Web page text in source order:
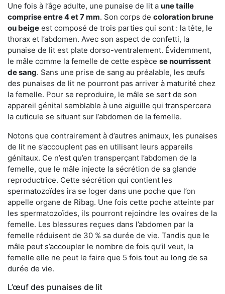
Une fois à l’âge adulte, une punaise de lit a une taille
comprise entre 4 et 7 mm. Son corps de coloration brune
ou beige est composé de trois parties qui sont : la tête, le
thorax et l’abdomen. Avec son aspect de confetti, la
punaise de lit est plate dorso-ventralement. Évidemment,
le mâle comme la femelle de cette espèce se nourrissent
de sang. Sans une prise de sang au préalable, les œufs
des punaises de lit ne pourront pas arriver à maturité chez
la femelle. Pour se reproduire, le mâle se sert de son
appareil génital semblable à une aiguille qui transpercera
la cuticule se situant sur l’abdomen de la femelle.
Notons que contrairement à d’autres animaux, les punaises
de lit ne s’accouplent pas en utilisant leurs appareils
génitaux. Ce n’est qu’en transperçant l’abdomen de la
femelle, que le mâle injecte la sécrétion de sa glande
reproductrice. Cette sécrétion qui contient les
spermatozoïdes ira se loger dans une poche que l’on
appelle organe de Ribag. Une fois cette poche atteinte par
les spermatozoïdes, ils pourront rejoindre les ovaires de la
femelle. Les blessures reçues dans l’abdomen par la
femelle réduisent de 30 % sa durée de vie. Tandis que le
mâle peut s’accoupler le nombre de fois qu’il veut, la
femelle elle ne peut le faire que 5 fois tout au long de sa
durée de vie.
L’œuf des punaises de lit